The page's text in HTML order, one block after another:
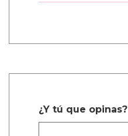
¿Y tú que opinas?